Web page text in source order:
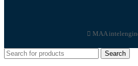
MAA
Search